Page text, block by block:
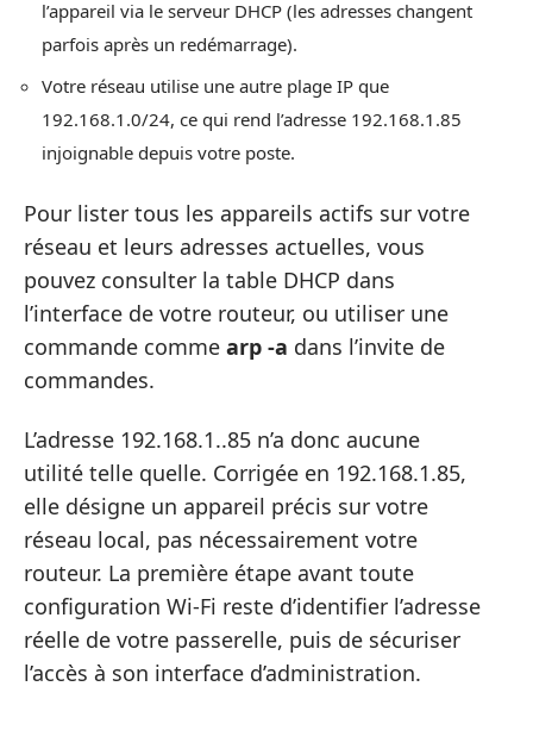
l’appareil via le serveur DHCP (les adresses changent
parfois après un redémarrage).
Votre réseau utilise une autre plage IP que
192.168.1.0/24, ce qui rend l’adresse 192.168.1.85
injoignable depuis votre poste.
Pour lister tous les appareils actifs sur votre
réseau et leurs adresses actuelles, vous
pouvez consulter la table DHCP dans
l’interface de votre routeur, ou utiliser une
commande comme arp -a dans l’invite de
commandes.
L’adresse 192.168.1..85 n’a donc aucune
utilité telle quelle. Corrigée en 192.168.1.85,
elle désigne un appareil précis sur votre
réseau local, pas nécessairement votre
routeur. La première étape avant toute
configuration Wi-Fi reste d’identifier l’adresse
réelle de votre passerelle, puis de sécuriser
l’accès à son interface d’administration.